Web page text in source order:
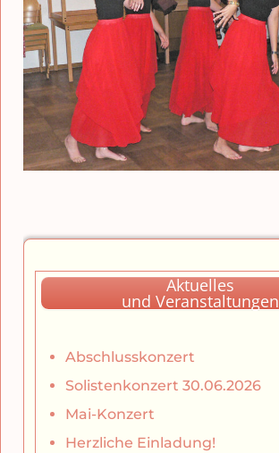
Aktuelles
und Veranstaltungen
Abschlusskonzert
Solistenkonzert 30.06.2026
Mai-Konzert
Herzliche Einladung!